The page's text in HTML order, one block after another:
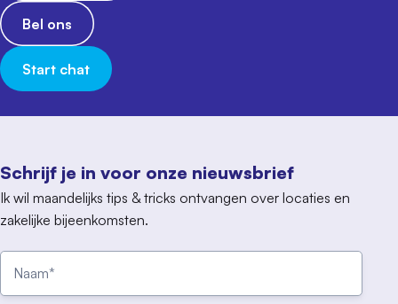
Schrijf je in voor onze nieuwsbrief
Ik wil maandelijks tips & tricks ontvangen over locaties en
zakelijke bijeenkomsten.
Bel ons
Start chat